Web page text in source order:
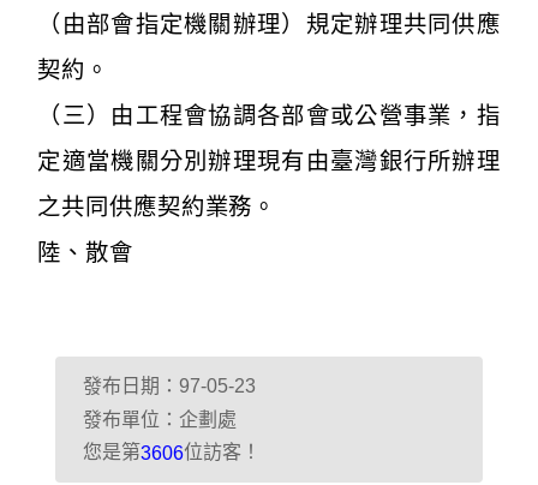
（由部會指定機關辦理）規定辦理共同供應
契約。
（三）由工程會協調各部會或公營事業，指
定適當機關分別辦理現有由臺灣銀行所辦理
之共同供應契約業務。
陸、散會
發布日期：97-05-23
發布單位：企劃處
您是第3606位訪客！